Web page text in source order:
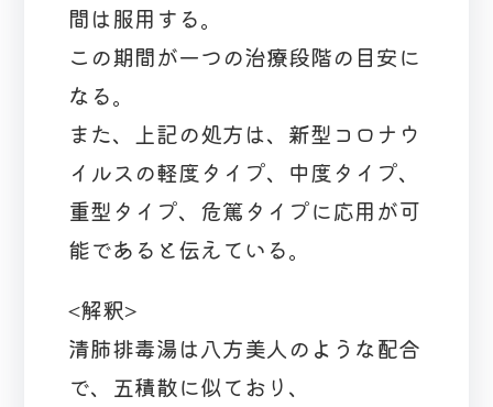
間は服用する。
この期間が一つの治療段階の目安に
なる。
また、上記の処方は、新型コロナウ
イルスの軽度タイプ、中度タイプ、
重型タイプ、危篤タイプに応用が可
能であると伝えている。
<解釈>
清肺排毒湯は八方美人のような配合
で、五積散に似ており、